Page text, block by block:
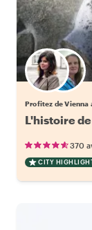
Profitez de
L'histoire
370
CITY